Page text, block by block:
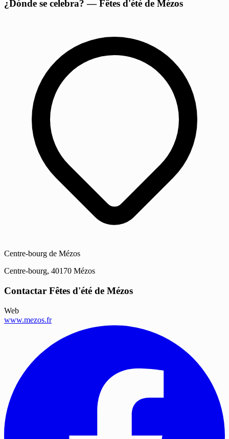
¿Dónde se celebra? — Fêtes d'été de Mézos
Centre-bourg de Mézos
Centre-bourg, 40170 Mézos
Contactar Fêtes d'été de Mézos
Web
www.mezos.fr